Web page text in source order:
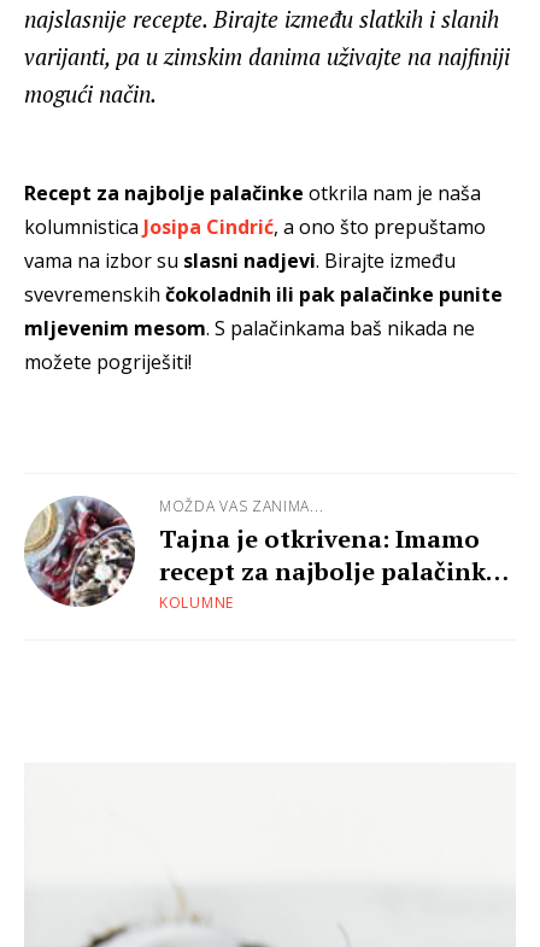
najslasnije recepte. Birajte između slatkih i slanih
varijanti, pa u zimskim danima uživajte na najfiniji
mogući način.
Recept za najbolje palačinke otkrila nam je naša
kolumnistica Josipa Cindrić, a ono što prepuštamo
vama na izbor su slasni nadjevi. Birajte između
svevremenskih čokoladnih ili pak palačinke punite
mljevenim mesom. S palačinkama baš nikada ne
možete pogriješiti!
MOŽDA VAS ZANIMA...
Tajna je otkrivena: Imamo
recept za najbolje palačinke
ikad!
KOLUMNE